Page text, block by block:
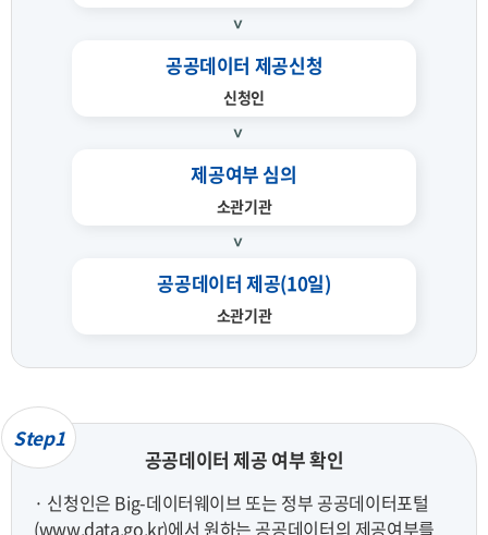
공공데이터 제공신청
신청인
제공여부 심의
소관기관
공공데이터 제공(10일)
소관기관
Step1
공공데이터 제공 여부 확인
· 신청인은 Big-데이터웨이브 또는 정부 공공데이터포털
(www.data.go.kr)에서 원하는 공공데이터의 제공여부를